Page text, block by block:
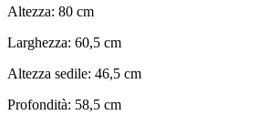
Altezza: 80 cm
Larghezza: 60,5 cm
Altezza sedile: 46,5 cm
Profondità: 58,5 cm